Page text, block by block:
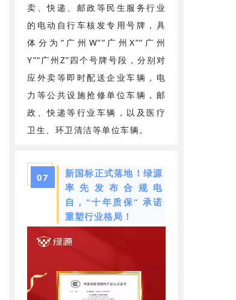
卖、快递、邮政等民生服务行业
的电动自行车核发专用号牌，具
体分为“广州W”“广州X”“广州
Y”“广州Z”四个号牌号段，分别对
应外卖等即时配送企业车辆，电
力等公共设施抢修单位车辆，邮
政、快递等行业车辆，以及医疗
卫生、环卫清洁等单位车辆。
07
新国标正式落地！绿源
率先发布合规电
自，“十年质保” 承诺
重塑行业格局！